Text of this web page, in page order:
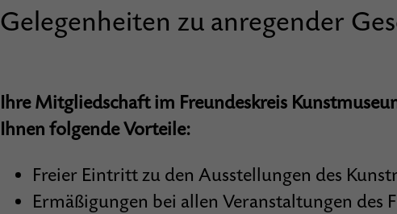
Gelegenheiten zu anregender
Ihre Mitgliedschaft im Freundeskreis
Ihnen folgende Vorteile:
Freier Eintritt zu den Ausstellungen des
Ermäßigungen bei allen Veranstaltungen des